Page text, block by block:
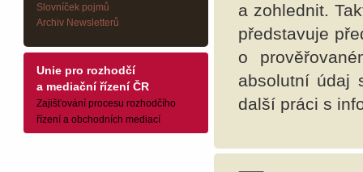
Slovníček pojmů
Archiv Newsletterů
Unie pro rozhodčí
a mediační řízení ČR
Zajišťování procesu rozhodčího
řízení a obchodních mediací
a zohlednit.
představuje
o
absolutní údaj
další práci s